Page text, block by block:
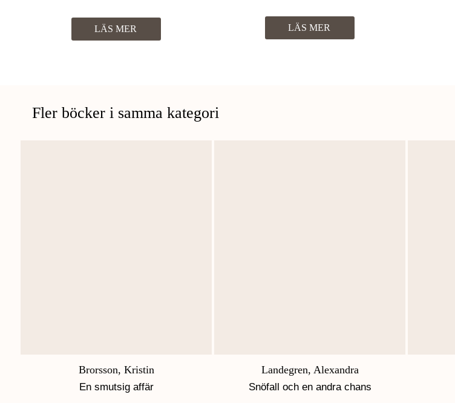
LÄS MER LÄS MER
Fler böcker i samma kategori
Brorsson, Kristin
En smutsig affär
Landegren, Alexandra
Snöfall och en andra chans